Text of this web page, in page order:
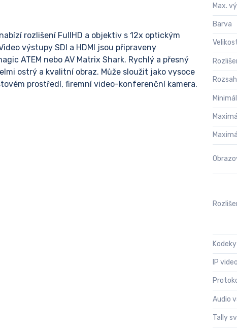
rozlišení FullHD a objektiv s 12x optickým
výstupy SDI a HDMI jsou připraveny
ATEM nebo AV Matrix Shark. Rychlý a přesný
ostrý a kvalitní obraz. Může sloužit jako vysoce
prostředí, firemní video-konferenční kamera.
Max.
Barva
Kodeky
IP
Audio
Tally